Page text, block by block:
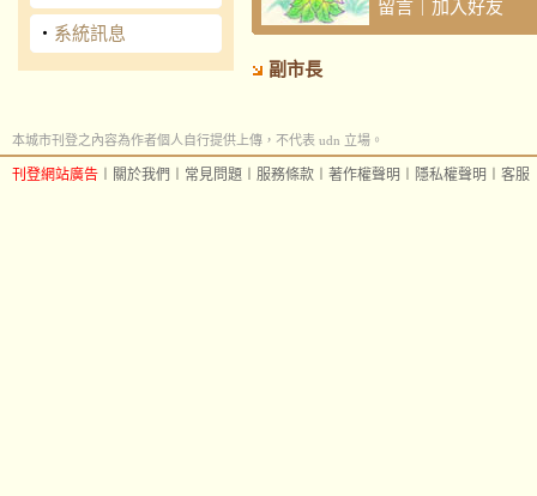
‧ 系統訊息
留言
加入好友
副市長
本城市刊登之內容為作者個人自行提供上傳，不代表 udn 立場。
刊登網站廣告 關於我們 常見問題 服務條款 著作權聲明 隱私權聲明 客服